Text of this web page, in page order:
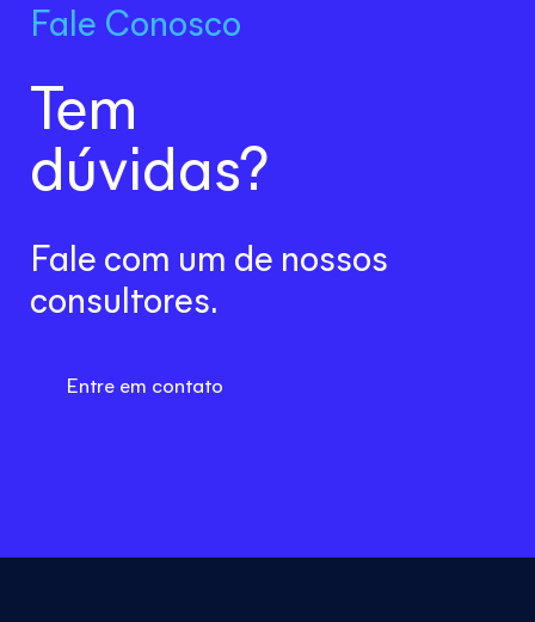
Fale Conosco
Tem
dúvidas?
Fale com um de nossos
consultores.
Entre em contato